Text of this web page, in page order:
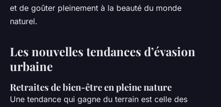
et de goûter pleinement à la beauté du monde
naturel.
Les nouvelles tendances d’évasion
urbaine
Retraites de bien-être en pleine nature
Une tendance qui gagne du terrain est celle des